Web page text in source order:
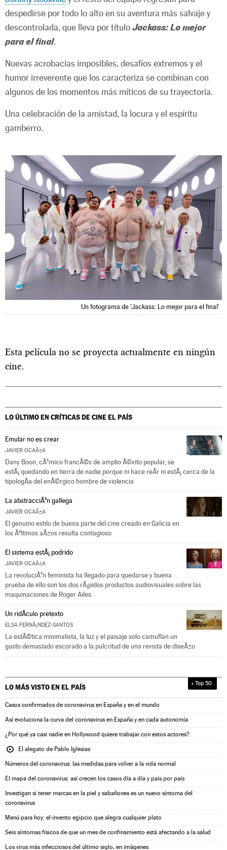
despedirse por todo lo alto en su aventura más salvaje y
descontrolada, que lleva por título Jackass: Lo mejor
para el final.
Nuevas acrobacias imposibles, desafíos extremos y el
humor irreverente que los caracteriza se combinan con
algunos de los momentos más míticos de su trayectoria.
Una celebración de la amistad, la locura y el espíritu
gamberro.
Un fotograma de 'Jackass: Lo mejor para el final'
Esta película no se proyecta actualmente en ningún
cine.
LO ÚLTIMO EN CRÍTICAS DE CINEEL PAÍS
Emular no es crear
JAVIER OCAÃ±A
Dany Boon, cÃ³mico francÃ©s de amplio Ã©xito popular, se
estÃ¡ quedando en tierra de nadie porque ni hace reÃ­r ni estÃ¡ cerca de la
tipologÃ­a del enÃ©rgico hombre de violencia
La abstracciÃ³n gallega
JAVIER OCAÃ±A
El genuino estilo de buena parte del cine creado en Galicia en
los Ãºltimos aÃ±os resulta contagioso
El sistema estÃ¡ podrido
JAVIER OCAÃ±A
La revoluciÃ³n feminista ha llegado para quedarse y buena
prueba de ello son los dos rÃ¡pidos productos audiovisuales sobre las
maquinaciones de Roger Ailes
Un ridÃ­culo pretexto
ELSA FERNÃ¡NDEZ-SANTOS
La estÃ©tica minimalista, la luz y el paisaje solo camuflan un
gusto demasiado escorado a la pulcritud de una revista de diseÃ±o
LO MÁS VISTO EN EL PAÍS » Top 50
Casos confirmados de coronavirus en España y en el mundo
Así evoluciona la curva del coronavirus en España y en cada autonomía
¿Por qué ya casi nadie en Hollywood quiere trabajar con estos actores?
El alegato de Pablo Iglesias
Números del coronavirus: las medidas para volver a la vida normal
El mapa del coronavirus: así crecen los casos día a día y país por país
Investigan si tener marcas en la piel y sabañones es un nuevo síntoma del
coronavirus
Menú para hoy: el invento egipcio que alegra cualquier plato
Seis síntomas físicos de que un mes de confinamiento está afectando a la salud
Los virus más infecciosos del último siglo, en imágenes